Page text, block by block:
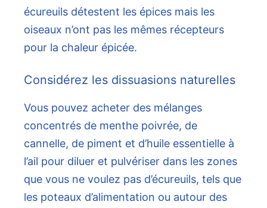
écureuils détestent les épices mais les
oiseaux n’ont pas les mêmes récepteurs
pour la chaleur épicée.
Considérez les dissuasions naturelles
Vous pouvez acheter des mélanges
concentrés de menthe poivrée, de
cannelle, de piment et d’huile essentielle à
l’ail pour diluer et pulvériser dans les zones
que vous ne voulez pas d’écureuils, tels que
les poteaux d’alimentation ou autour des